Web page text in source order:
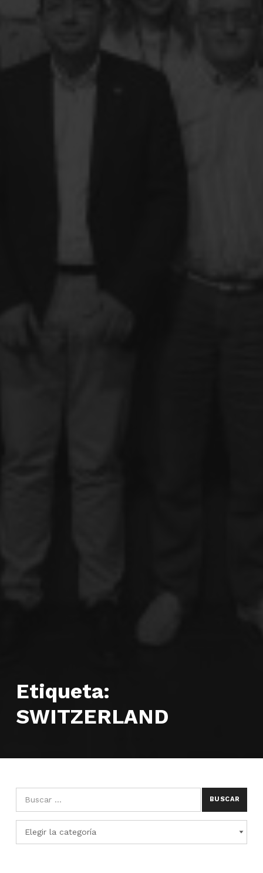
Etiqueta:
SWITZERLAND
Búsqueda para:
CATEGORÍAS
Categorías